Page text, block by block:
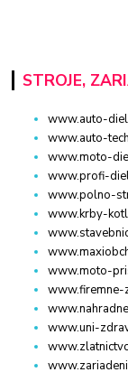
STROJE,
www.auto-
www.auto-
www.moto-
www.profi-
www.polno-
www.krby-
www.moto-
www.firemne-
www.uni-